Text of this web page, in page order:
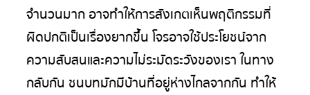
จำนวนมาก อาจทำให้การสังเกตเห็นพฤติกรรมที่
ผิดปกติเป็นเรื่องยากขึ้น โจรอาจใช้ประโยชน์จาก
ความสับสนและความไม่ระมัดระวังของเรา ในทาง
กลับกัน ชนบทมักมีบ้านที่อยู่ห่างไกลจากกัน ทำให้